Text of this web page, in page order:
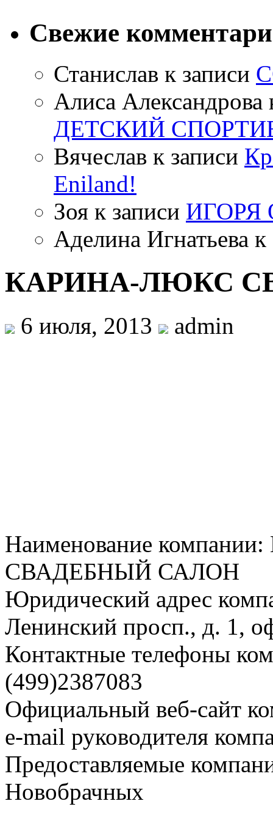
Свежие
Станислав к записи
Алиса Александрова
ДЕТСКИЙ
Вячеслав к записи
Eniland!
Зоя к записи ИГОРЯ
Аделина Игнатьева к
КАРИНА-ЛЮКС
6 июля, 2013 admin
Наименование
СВАДЕБНЫЙ САЛОН
Юридический адрес
Ленинский просп., д. 1,
Контактные телефоны
(499)2387083
Официальный веб-сайт
e-mail руководителя
Предоставляемые
Новобрачных